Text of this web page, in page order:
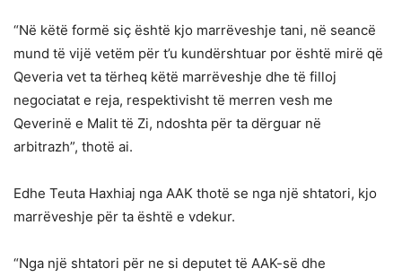
“Në këtë formë siç është kjo marrëveshje tani, në seancë
mund të vijë vetëm për t’u kundërshtuar por është mirë që
Qeveria vet ta tërheq këtë marrëveshje dhe të filloj
negociatat e reja, respektivisht të merren vesh me
Qeverinë e Malit të Zi, ndoshta për ta dërguar në
arbitrazh”, thotë ai.
Edhe Teuta Haxhiaj nga AAK thotë se nga një shtatori, kjo
marrëveshje për ta është e vdekur.
“Nga një shtatori për ne si deputet të AAK-së dhe